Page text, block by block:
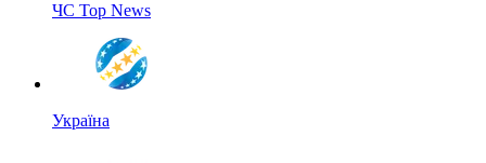
ЧС Top News
Україна